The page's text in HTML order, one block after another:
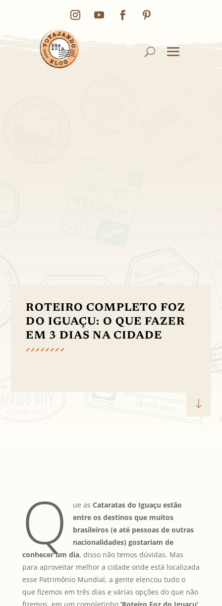
ROTEIRO COMPLETO FOZ
DO IGUAÇU: O QUE FAZER
EM 3 DIAS NA CIDADE
"
Q ue as Cataratas do Iguaçu estão
entre os destinos que muitos
brasileiros (e até pessoas de outras
nacionalidades) gostariam de
conhecer um dia, disso não temos dúvidas. Mas
para aproveitar melhor a cidade onde está localizada
esse Patrimônio Mundial, a gente elencou tudo o
que fizemos em três dias e várias opções do que não
fizemos, em um completinho ‘Roteiro Foz do Iguaçu’